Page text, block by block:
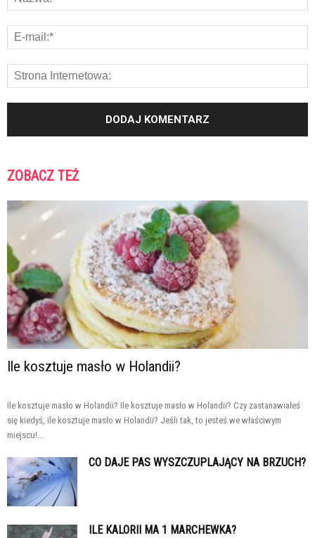
ZOBACZ TEŻ
Ile kosztuje masło w Holandii?
Ile kosztuje masło w Holandii? Ile kosztuje masło w Holandii? Czy zastanawiałeś
się kiedyś, ile kosztuje masło w Holandii? Jeśli tak, to jesteś we właściwym
miejscu!...
CO DAJE PAS WYSZCZUPLAJĄCY NA BRZUCH?
ILE KALORII MA 1 MARCHEWKA?